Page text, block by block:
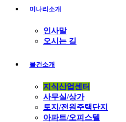
미나리소개
인사말
오시는 길
물건소개
지식산업센터
사무실/상가
토지/전원주택단지
아파트/오피스텔